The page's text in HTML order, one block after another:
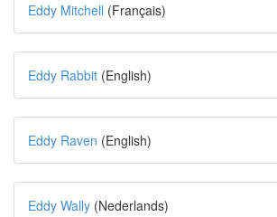
Eddy Mitchell (Français)
Eddy Rabbit (English)
Eddy Raven (English)
Eddy Wally (Nederlands)